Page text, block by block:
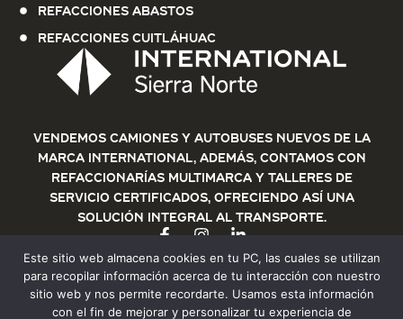
Vendemos Camiones y Autobuses nuevos de la
marca International, además, contamos con
refaccionarías multimarca y talleres de
servicio certificados, ofreciendo así una
solución integral al transporte.
Refacciones Abastos
Refacciones Cuitláhuac
Este sitio web almacena cookies en tu PC, las cuales se utilizan
para recopilar información acerca de tu interacción con nuestro
sitio web y nos permite recordarte. Usamos esta información
con el fin de mejorar y personalizar tu experiencia de